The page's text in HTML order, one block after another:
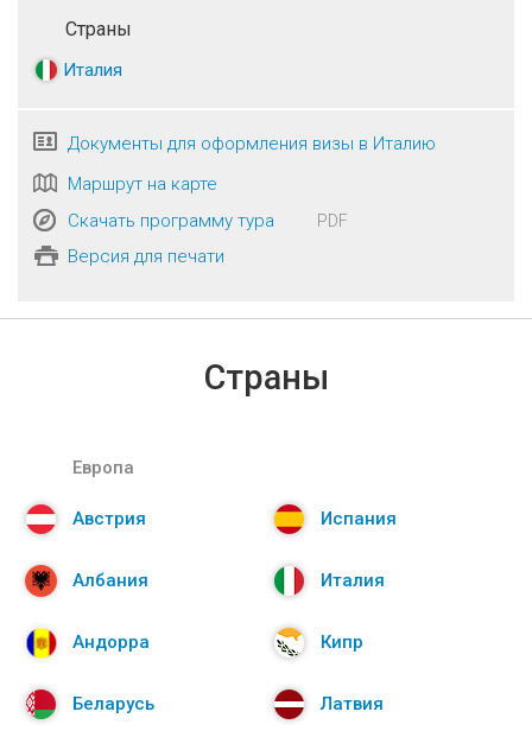
Страны
Италия
Документы для оформления визы в Италию
Маршрут на карте
Скачать программу тура
PDF
Версия для печати
Страны
Европа
Австрия
Албания
Андорра
Беларусь
Испания
Италия
Кипр
Латвия